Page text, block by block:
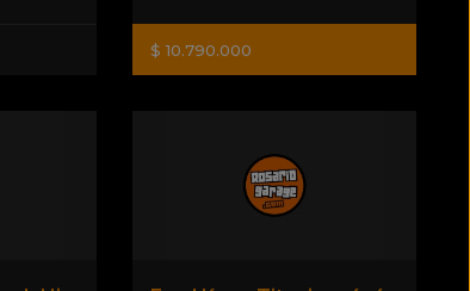
$ 10.790.000